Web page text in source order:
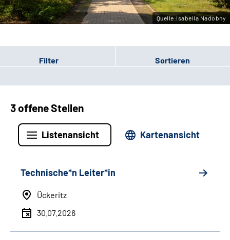
Gebärdensprache
Quelle:Isabella Nadobny
Filter Sortieren
3 offene Stellen
Listenansicht Kartenansicht
Technische*n Leiter*in
Ückeritz
30.07.2026